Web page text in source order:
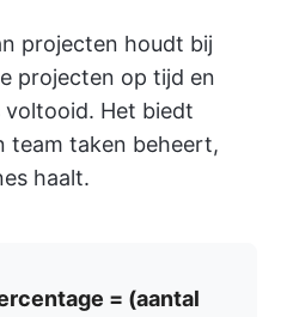
projecten houdt bij
projecten op tijd en
voltooid. Het biedt
team taken beheert,
haalt.
= (aantal